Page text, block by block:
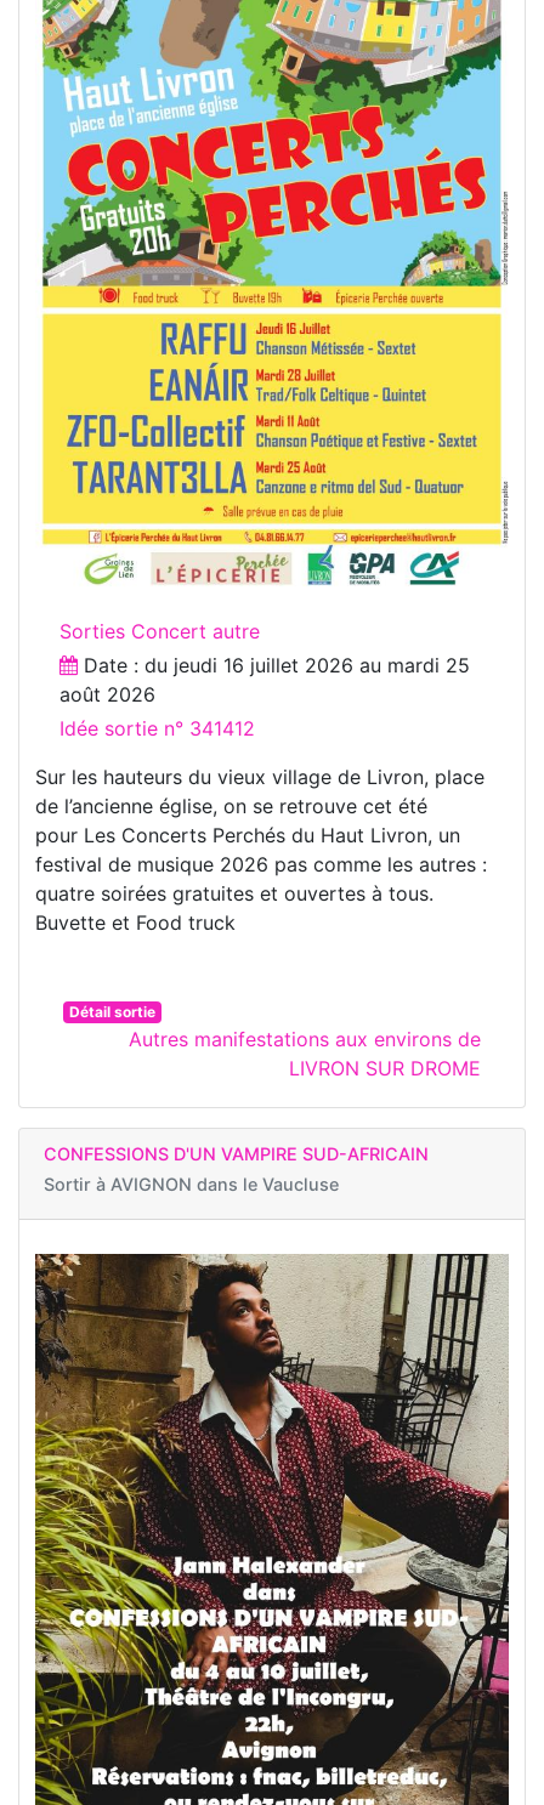
Sorties Concert autre
Date : du jeudi 16 juillet 2026 au mardi 25
août 2026
Idée sortie n° 341412
Sur les hauteurs du vieux village de Livron, place
de l’ancienne église, on se retrouve cet été
pour Les Concerts Perchés du Haut Livron, un
festival de musique 2026 pas comme les autres :
quatre soirées gratuites et ouvertes à tous.
Buvette et Food truck
Détail sortie
Autres manifestations aux environs de
LIVRON SUR DROME
CONFESSIONS D'UN VAMPIRE SUD-AFRICAIN
Sortir à AVIGNON dans le Vaucluse